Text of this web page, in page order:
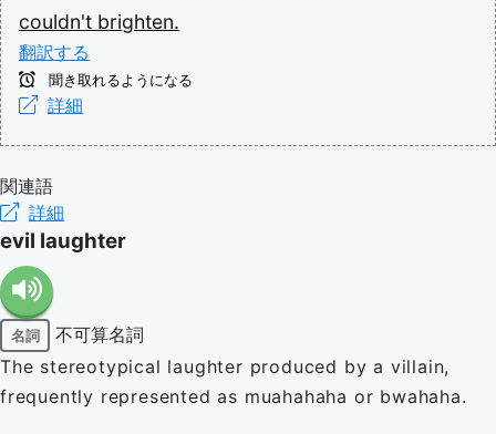
couldn't brighten.
翻訳する
聞き取れるようになる
詳細
関連語
詳細
evil laughter
名詞
不可算名詞
The stereotypical laughter produced by a villain,
frequently represented as muahahaha or bwahaha.